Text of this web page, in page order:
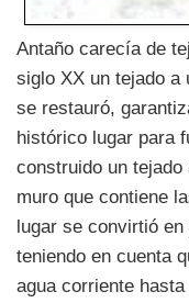
Antaño carecía de
siglo XX un tejado a
se restauró,
histórico lugar para
construido un
muro que contiene
lugar se convirtió en
teniendo en cuenta
agua corriente